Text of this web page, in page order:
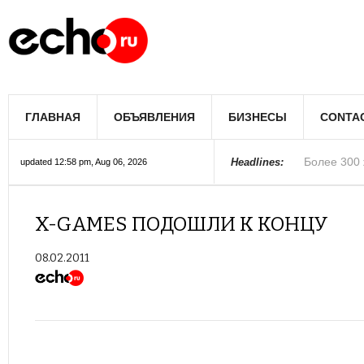
ГЛАВНАЯ ОБЪЯВЛЕНИЯ БИЗНЕСЫ
updated 12:58 pm, Aug 06, 2026 Headlines:
Мэрию
Более 300
В округе
Фермеры
В Лас-
Раскрыты
Ариана
Стало
В Госдуме
X-GAMES ПОДОШЛИ К КОНЦУ
08.02.2011